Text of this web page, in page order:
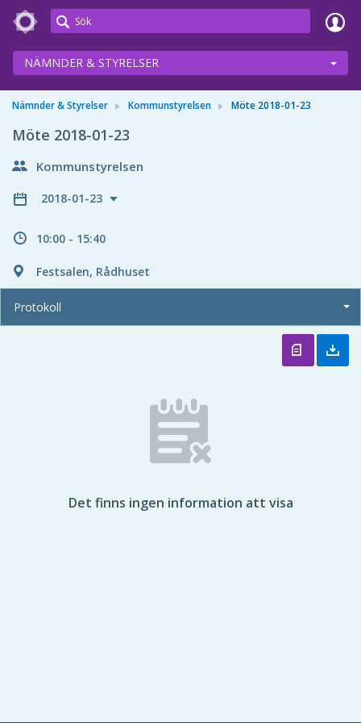
Meetings+
NÄMNDER & STYRELSER
Nämnder & Styrelser Kommunstyrelsen Möte 2018-01-23
Möte 2018-01-23
Kommunstyrelsen
2018-01-23
10:00 - 15:40
Festsalen, Rådhuset
Protokoll
Det finns ingen information att visa